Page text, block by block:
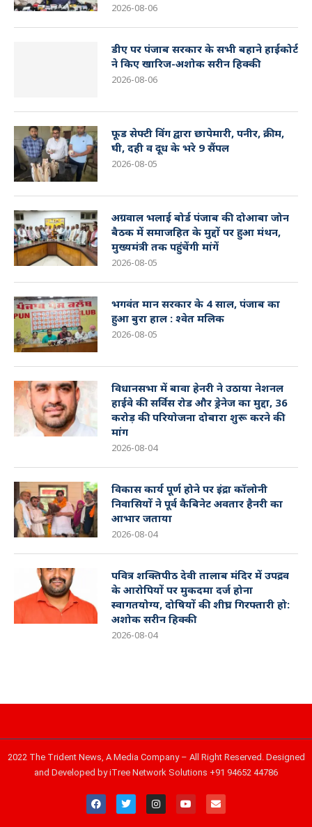
2026-08-06
डीए पर पंजाब सरकार के सभी बहाने हाईकोर्ट
ने किए खारिज-अशोक सरीन हिक्की
2026-08-06
फूड सेफ्टी विंग द्वारा छापेमारी, पनीर, क्रीम,
घी, दही व दूध के भरे 9 सैंपल
2026-08-05
अग्रवाल भलाई बोर्ड पंजाब की दोआबा जोन
बैठक में समाजहित के मुद्दों पर हुआ मंथन,
मुख्यमंत्री तक पहुंचेंगी मांगें
2026-08-05
भगवंत मान सरकार के 4 साल, पंजाब का
हुआ बुरा हाल : श्वेत मलिक
2026-08-05
विधानसभा में बावा हेनरी ने उठाया नेशनल
हाईवे की सर्विस रोड और ड्रेनेज का मुद्दा, 36
करोड़ की परियोजना दोबारा शुरू करने की
मांग
2026-08-04
विकास कार्य पूर्ण होने पर इंद्रा कॉलोनी
निवासियों ने पूर्व कैबिनेट अवतार हैनरी का
आभार जताया
2026-08-04
पवित्र शक्तिपीठ देवी तालाब मंदिर में उपद्रव
के आरोपियों पर मुकदमा दर्ज होना
स्वागतयोग्य, दोषियों की शीघ्र गिरफ्तारी हो:
अशोक सरीन हिक्की
2026-08-04
2022 The Trident News, A Media Company – All Right Reserved. Designed
and Developed by iTree Network Solutions +91 94652 44786